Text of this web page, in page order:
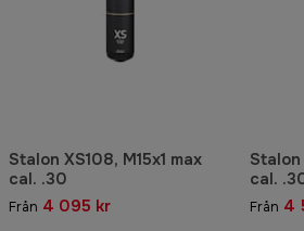
Stalon XS108, M15x1 max
cal. .30
Från 4 095 kr
Stalon
cal.
Från 4